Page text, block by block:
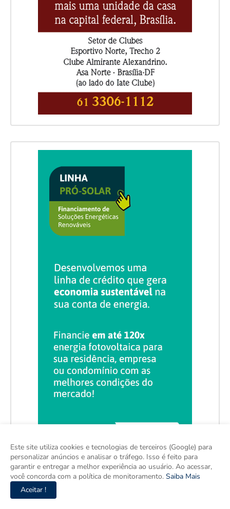
Este site utiliza cookies e tecnologias de terceiros (Google) para
personalizar anúncios e analisar o tráfego. Isso é feito para
garantir e entregar a melhor experiência ao usuário. Ao acessar,
você concorda com a política de monitoramento. Saiba Mais
Aceitar !